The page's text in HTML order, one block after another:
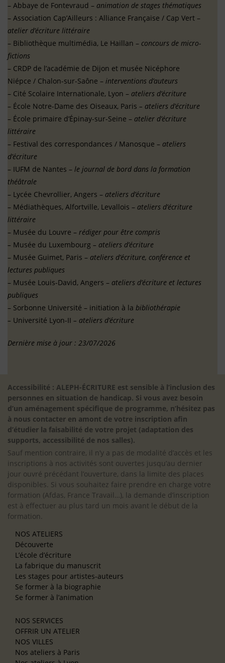
– Abbaye de Fontevraud – animation de stages thématiques
– Association Cap’Ailleurs : Alliance Française / Cap Vert –
atelier d’écriture littéraire
– Bibliothèque multimédia, Le Haillan – concours de micro-
fictions
– CRDP de l’académie de Dijon et musée Nicéphore
Niépce / Chalon-sur-Saône – interventions d’auteurs
– Cité Scolaire Internationale, Lyon – ateliers d’écriture
– École Notre-Dame des Oiseaux, Paris – ateliers d’écriture
– École primaire d’Épinay-sur-Seine – atelier d’écriture
littéraire
– Festival des correspondances / Manosque – ateliers
d’écriture
– IUFM de Nantes – le journal de bord dans la formation
théâtrale
– Lycée Chevrollier, Angers – ateliers d’écriture
– Médiathèques, Alfortville, Levallois – ateliers d’écriture
littéraire
– Musée du Louvre – rédiger pour être compris
– Musée du Luxembourg – ateliers d’écriture
– Musée Guimet, Paris – ateliers d’écriture, conférence et
lectures publiques
– Musée Louis-David, Angers – ateliers d’écriture et lectures
publiques
– Sorbonne Université – initiation à la bibliothérapie
– Université Lyon-II – ateliers d’écriture
Dernière mise à jour : 23/07/2026
Accessibilité : ALEPH-ÉCRITURE est sensible à l’inclusion des
personnes en situation de handicap. Si vous avez besoin
d’un aménagement spécifique de programme, n’hésitez pas
à nous contacter en amont de votre inscription afin
d’étudier la faisabilité de votre projet (adaptation des
supports, accessibilité de nos salles).
Sauf mention contraire, il n’y a pas de modalité d’accès et les
inscriptions à nos activités sont ouvertes jusqu’au dernier
jour ouvré précédant l’ouverture, dans la limite des places
disponibles. Si vous souhaitez faire prendre en charge votre
formation (Afdas, France Travail…), la demande d’inscription
est à effectuer au plus tard un mois avant le début de la
formation.
NOS ATELIERS
Découverte
L’école d’écriture
La fabrique du manuscrit
Les stages pour artistes-auteurs
Se former à la biographie
Se former à l’animation
NOS SERVICES
OFFRIR UN ATELIER
NOS VILLES
Nos ateliers à Paris